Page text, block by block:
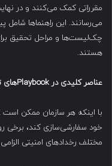
مقرراتی کمک می‌کنند و در
می‌رسانند. این راهنماها
چک‌لیست‌ها و مراحل تحقیق
هستند.
عناصر کلیدی درPlaybook های
خود سفارشی‌سازی کند، برخی
مختلف رخدادهای امنیتی